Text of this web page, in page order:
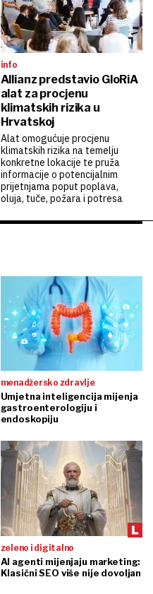
info
Allianz predstavio GloRiA
alat za procjenu
klimatskih rizika u
Hrvatskoj
Alat omogućuje procjenu
klimatskih rizika na temelju
konkretne lokacije te pruža
informacije o potencijalnim
prijetnjama poput poplava,
oluja, tuče, požara i potresa
menadžersko zdravlje
Umjetna inteligencija mijenja
gastroenterologiju i
endoskopiju
zeleno i digitalno
AI agenti mijenjaju marketing:
Klasični SEO više nije dovoljan